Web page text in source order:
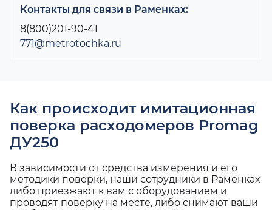
Контакты для связи в Раменках:
8(800)201-90-41
771@metrotochka.ru
Как происходит имитационная
поверка расходомеров Promag
ДУ250
В зависимости от средства измерения и его
методики поверки, наши сотрудники в Раменках
либо приезжают к вам с оборудованием и
проводят поверку на месте, либо снимают ваши